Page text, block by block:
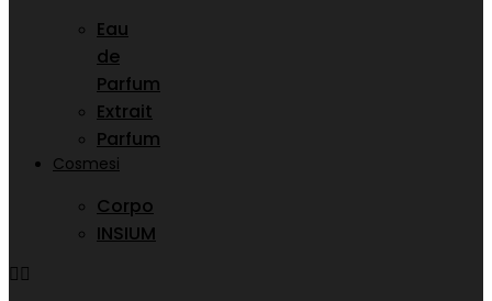
Eau
de
Parfum
Extrait
Parfum
Cosmesi
Corpo
INSIUM